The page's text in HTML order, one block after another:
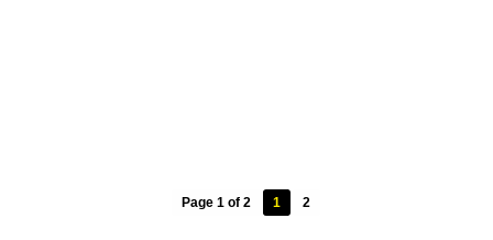
Page 1 of 2 1 2